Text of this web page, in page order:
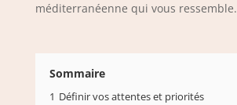
méditerranéenne qui vous ressemble.
Sommaire
1 Définir vos attentes et priorités